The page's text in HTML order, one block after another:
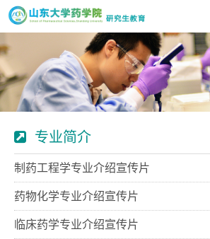
专业简介
制药工程学专业介绍宣传片
药物化学专业介绍宣传片
临床药学专业介绍宣传片